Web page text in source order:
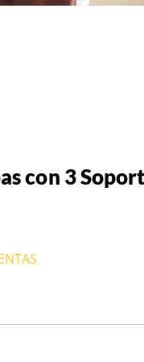
con 3